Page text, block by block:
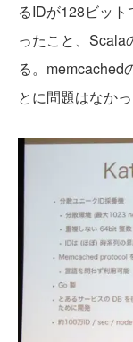
るIDが128ビッ
ったこと、Scala
る。memcached
とに問題はなか